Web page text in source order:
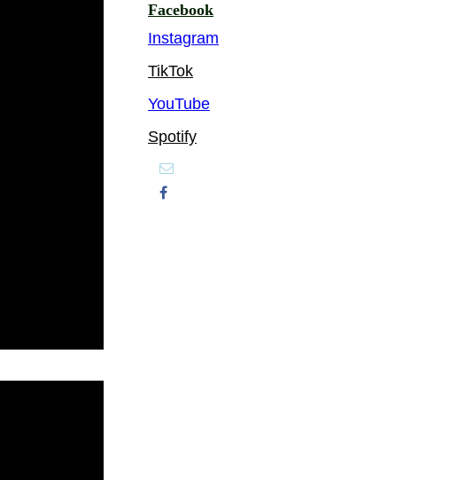
Facebook
Instagram
TikTok
YouTube
Spotify